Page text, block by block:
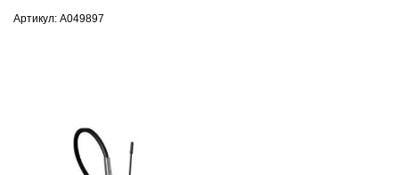
Артикул: A049897